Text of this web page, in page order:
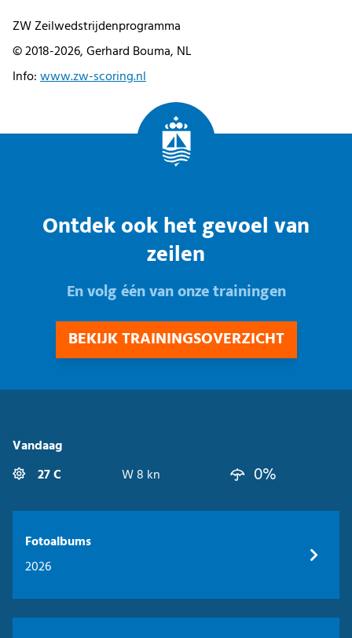
ZW Zeilwedstrijdenprogramma
© 2018-2026, Gerhard Bouma, NL
Info:www.zw-scoring.nl
Ontdek ook het gevoel van
zeilen
En volg één van onze trainingen
BEKIJK TRAININGSOVERZICHT
Vandaag
27 C
W 8 kn 0%
Fotoalbums
2026